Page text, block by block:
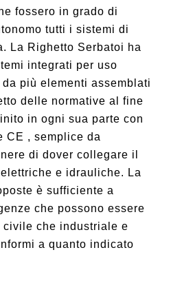
fossero in grado di
tutti i sistemi di
La Righetto Serbatoi ha
integrati per uso
più elementi assemblati
delle normative al fine
in ogni sua parte con
CE , semplice da
di dover collegare il
e idrauliche. La
è sufficiente a
che possono essere
che industriale e
a quanto indicato